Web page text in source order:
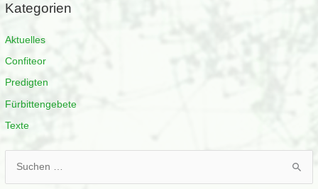
Kategorien
Aktuelles
Confiteor
Predigten
Fürbittengebete
Texte